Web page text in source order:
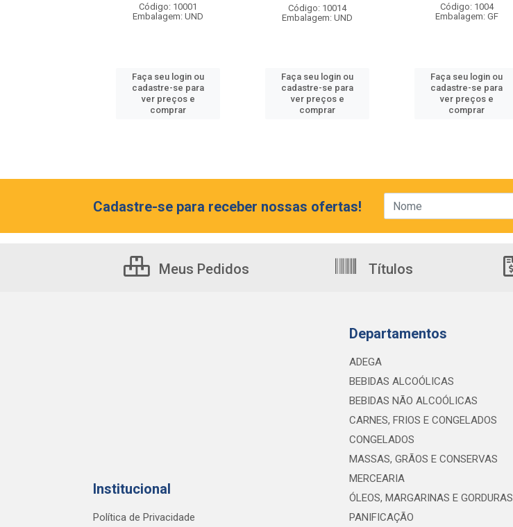
Código: 10001
Embalagem: UND
Faça seu login ou
cadastre-se para
ver preços e
comprar
Código: 10014
Embalagem: UND
Faça seu login ou
cadastre-se para
ver preços e
comprar
Código: 1004
Embalagem: GF
Faça seu login ou
cadastre-se para
ver preços e
comprar
Cadastre-se para receber nossas ofertas!
Meus Pedidos Títulos
Institucional
Política de Privacidade
Departamentos
ADEGA
BEBIDAS ALCOÓLICAS
BEBIDAS NÃO ALCOÓLICAS
CARNES, FRIOS E CONGELADOS
CONGELADOS
MASSAS, GRÃOS E CONSERVAS
MERCEARIA
ÓLEOS, MARGARINAS E GORDURAS
PANIFICAÇÃO